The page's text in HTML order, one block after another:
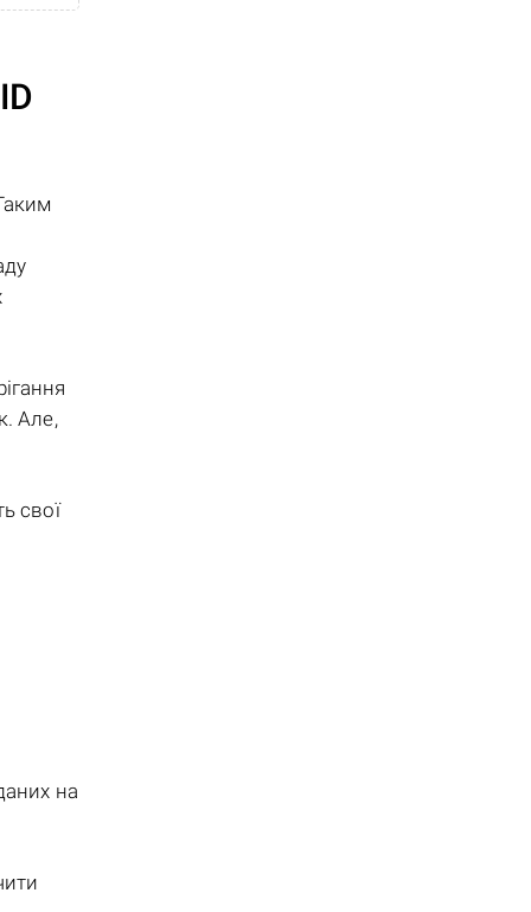
Але,
свої
на